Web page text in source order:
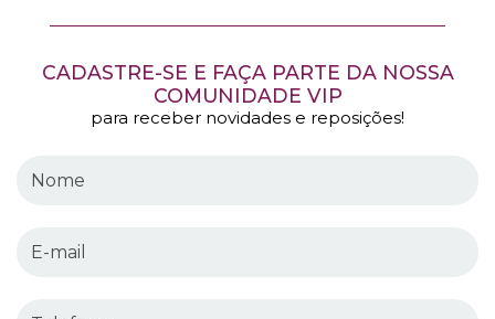
CADASTRE-SE E FAÇA PARTE DA NOSSA
COMUNIDADE VIP
para receber novidades e reposições!